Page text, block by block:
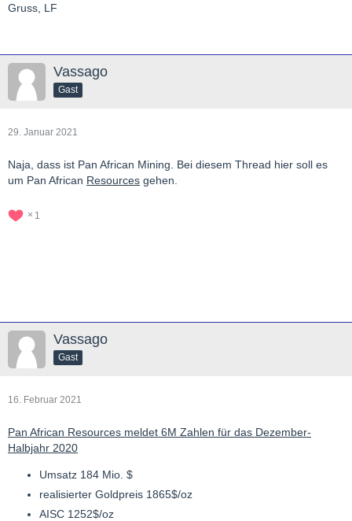
Gruss, LF
Vassago
Gast
29. Januar 2021
Naja, dass ist Pan African Mining. Bei diesem Thread hier soll es
um Pan African Resources gehen.
1
Vassago
Gast
16. Februar 2021
Pan African Resources meldet 6M Zahlen für das Dezember-
Halbjahr 2020
Umsatz 184 Mio. $
realisierter Goldpreis 1865$/oz
AISC 1252$/oz